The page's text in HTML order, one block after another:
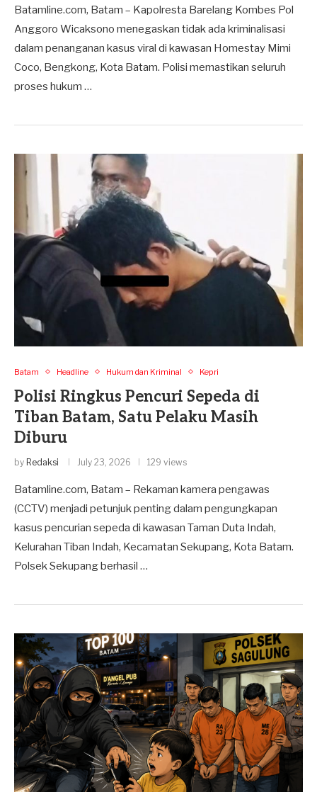
Batamline.com, Batam – Kapolresta Barelang Kombes Pol
Anggoro Wicaksono menegaskan tidak ada kriminalisasi
dalam penanganan kasus viral di kawasan Homestay Mimi
Coco, Bengkong, Kota Batam. Polisi memastikan seluruh
proses hukum …
Batam Headline Hukum dan Kriminal Kepri
Polisi Ringkus Pencuri Sepeda di
Tiban Batam, Satu Pelaku Masih
Diburu
by Redaksi July 23, 2026 129 views
Batamline.com, Batam – Rekaman kamera pengawas
(CCTV) menjadi petunjuk penting dalam pengungkapan
kasus pencurian sepeda di kawasan Taman Duta Indah,
Kelurahan Tiban Indah, Kecamatan Sekupang, Kota Batam.
Polsek Sekupang berhasil …